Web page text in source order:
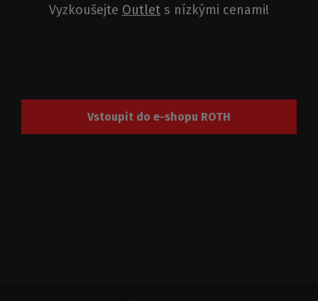
Vyzkoušejte Outlet s nízkými cenami!
Vstoupit do e-shopu ROTH